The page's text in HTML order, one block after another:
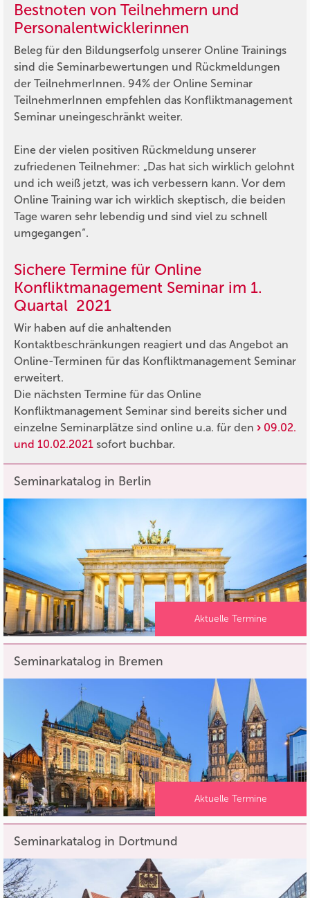
Bestnoten von Teilnehmern und
Personalentwicklerinnen
Beleg für den Bildungserfolg unserer Online Trainings
sind die Seminarbewertungen und Rückmeldungen
der TeilnehmerInnen. 94% der Online Seminar
TeilnehmerInnen empfehlen das Konfliktmanagement
Seminar uneingeschränkt weiter.
Eine der vielen positiven Rückmeldung unserer
zufriedenen Teilnehmer: „Das hat sich wirklich gelohnt
und ich weiß jetzt, was ich verbessern kann. Vor dem
Online Training war ich wirklich skeptisch, die beiden
Tage waren sehr lebendig und sind viel zu schnell
umgegangen“.
Sichere Termine für Online
Konfliktmanagement Seminar im 1.
Quartal 2021
Wir haben auf die anhaltenden
Kontaktbeschränkungen reagiert und das Angebot an
Online-Terminen für das Konfliktmanagement Seminar
erweitert.
Die nächsten Termine für das Online
Konfliktmanagement Seminar sind bereits sicher und
einzelne Seminarplätze sind online u.a. für den
09.02.
und 10.02.2021 sofort buchbar.
Seminarkatalog in Berlin
Aktuelle Termine
Seminarkatalog in Bremen
Aktuelle Termine
Seminarkatalog in Dortmund